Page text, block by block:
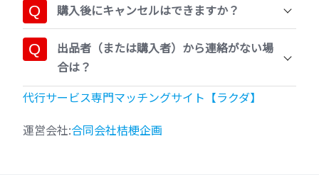
購入後にキャンセルはできますか？
出品者（または購入者）から連絡がない場
合は？
代行サービス専門マッチングサイト【ラクダ】
運営会社:合同会社桔梗企画